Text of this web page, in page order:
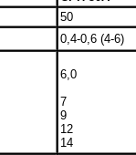
50
0,4-0,6 (4-6)
6,0
7
9
12
14